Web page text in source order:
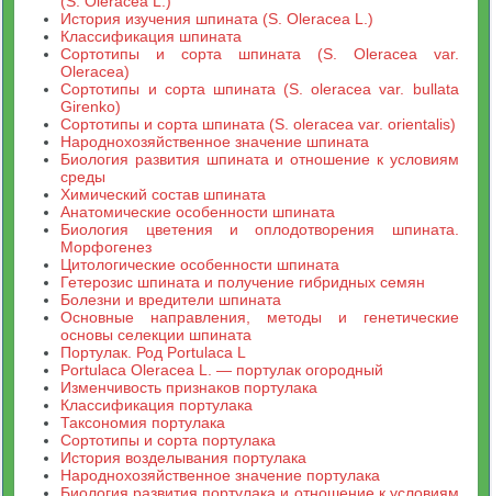
История изучения шпината (S. Oleracea L.)
Классификация шпината
Cортотипы и сорта шпината (S. Oleracea var.
Oleracea)
Cортотипы и сорта шпината (S. oleracea var. bullata
Girenko)
Cортотипы и сорта шпината (S. oleracea var. orientalis)
Народнохозяйственное значение шпината
Биология развития шпината и отношение к условиям
среды
Химический состав шпината
Анатомические особенности шпината
Биология цветения и оплодотворения шпината.
Морфогенез
Цитологические особенности шпината
Гетерозис шпината и получение гибридных семян
Болезни и вредители шпината
Основные направления, методы и генетические
основы селекции шпината
Портулак. Род Portulaca L
Portulaca Oleracea L. — портулак огородный
Изменчивость признаков портулака
Классификация портулака
Таксономия портулака
Сортотипы и сорта портулака
История возделывания портулака
Народнохозяйственное значение портулака